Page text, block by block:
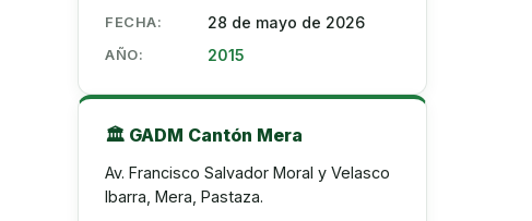
FECHA: 28 de mayo de 2026
AÑO: 2015
🏛️ GADM Cantón Mera
Av. Francisco Salvador Moral y Velasco
Ibarra, Mera, Pastaza.